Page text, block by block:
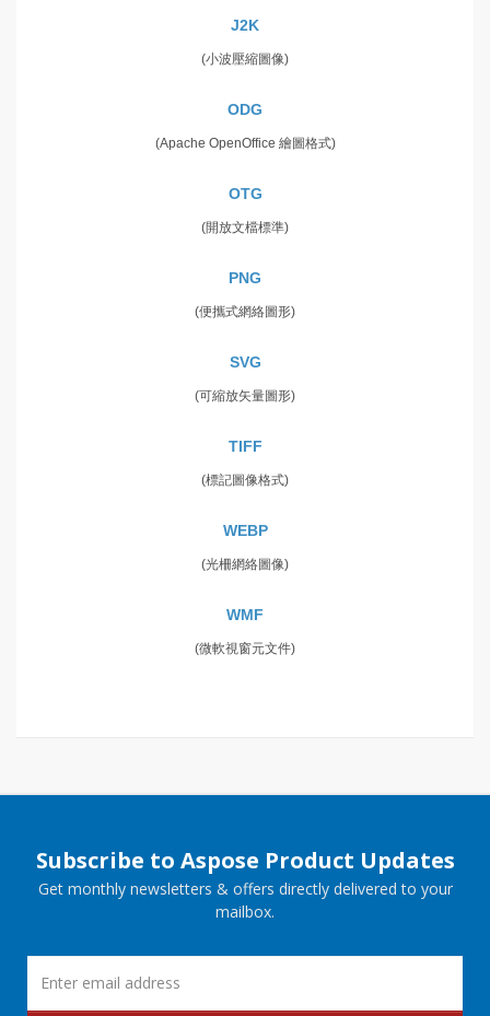
J2K
(小波壓縮圖像)
ODG
(Apache OpenOffice 繪圖格式)
OTG
(開放文檔標準)
PNG
(便攜式網絡圖形)
SVG
(可縮放矢量圖形)
TIFF
(標記圖像格式)
WEBP
(光柵網絡圖像)
WMF
(微軟視窗元文件)
Subscribe to Aspose Product Updates
Get monthly newsletters & offers directly delivered to your
mailbox.